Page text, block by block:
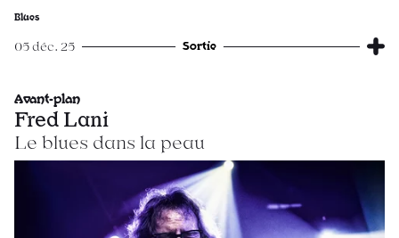
Blues
05 déc. 25 Sortie
Avant-plan
Fred Lani
Le blues dans la peau